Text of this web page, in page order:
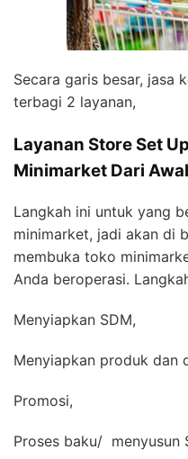
Secara garis besar, jasa
terbagi 2 layanan,
Layanan Store Set
Minimarket Dari Awal
Langkah ini untuk yang
minimarket, jadi akan di
membuka toko
Anda beroperasi.
Menyiapkan SDM,
Menyiapkan produk
Promosi,
Proses baku/ menyusun